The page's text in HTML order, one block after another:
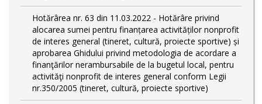
Hotărârea nr. 63 din 11.03.2022 - Hotărâre privind
alocarea sumei pentru finanțarea activităților nonprofit
de interes general (tineret, cultură, proiecte sportive) și
aprobarea Ghidului privind metodologia de acordare a
finanţărilor nerambursabile de la bugetul local, pentru
activităţi nonprofit de interes general conform Legii
nr.350/2005 (tineret, cultură, proiecte sportive)